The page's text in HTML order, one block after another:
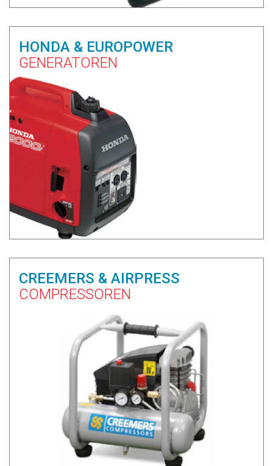
HONDA & EUROPOWER
GENERATOREN
CREEMERS & AIRPRESS
COMPRESSOREN